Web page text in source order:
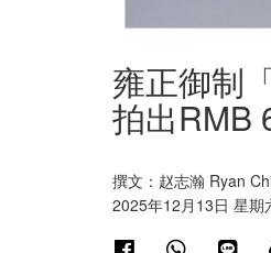
雍正御制
拍出RMB
撰文：赵志瀚 Ryan
2025年12月13日 星期